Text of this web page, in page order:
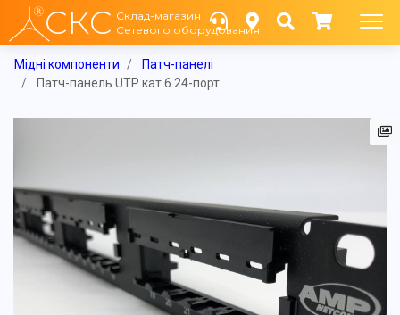
СКС Склад-магазин
Сетевого оборудования
Мідні компоненти
Патч-панелі
Патч-панель UTP кат.6 24-порт.